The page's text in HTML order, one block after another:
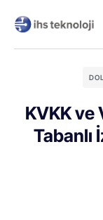
KVKK ve
Tabanlı